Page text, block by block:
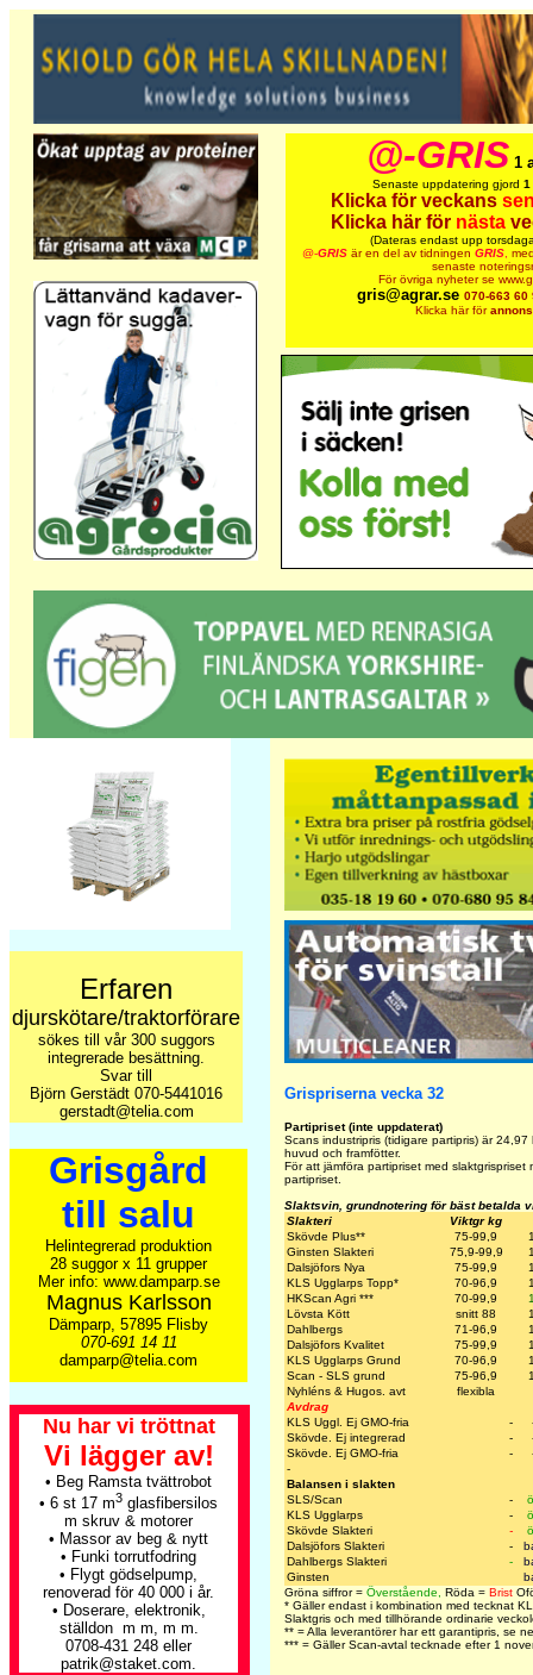
@-GRIS 1
Senaste uppdatering gjord 1
Klicka för veckans
Klicka här för nästa
(Dateras endast upp
@-GRIS är en del av tidningen GRIS,
senaste
För övriga nyheter se
gris@agrar.se 070-663
Klicka här för
Erfaren
djurskötare/traktorförare
sökes till vår 300 suggors
integrerade besättning.
Svar till
Björn Gerstädt 070-5441016
gerstadt@telia.com
Grisgård
till salu
Helintegrerad produktion
28 suggor x 11 grupper
Mer info: www.damparp.se
Magnus Karlsson
Dämparp, 57895 Flisby
070-691 14 11
damparp@telia.com
Nu har vi tröttnat
Vi lägger av!
• Beg Ramsta tvättrobot
• 6 st 17 m3 glasfibersilos
m skruv & motorer
• Massor av beg & nytt
• Funki torrutfodring
• Flygt gödselpump,
renoverad för 40 000 i år.
• Doserare, elektronik,
ställdon m m, m m.
0708-431 248 eller
patrik@staket.com.
Grispriserna vecka 32
Partipriset (inte uppdaterat)
Scans industripris (tidigare partipris) är24,97
huvud och framfötter.
För att jämföra partipriset med
partipriset.
Slaktsvin, grundnotering för bäst betalda
Slakteri
Viktgr kg
Skövde Plus** 75-99,9
Ginsten Slakteri
75,9-99,9
Dalsjöfors Nya
75-99,9
KLS Ugglarps Topp* 70-96,9
HKScan Agri *** 70-99,9
Lövsta Kött
snitt 88
Dahlbergs
71-96,9
Dalsjöfors Kvalitet
75-99,9
KLS Ugglarps Grund
70-96,9
Scan - SLS grund
75-96,9
Nyhléns & Hugos. avt
flexibla
Avdrag
KLS Uggl. Ej GMO-fria
-
Skövde. Ej integrerad
-
Skövde. Ej GMO-fria
-
-
Balansen i slakten
SLS/Scan
-
KLS Ugglarps
-
Skövde Slakteri
-
Dalsjöfors Slakteri
-
Dahlbergs Slakteri
-
Ginsten
Gröna siffror = Överstående, Röda = Brist
* Gäller endast i kombination med tecknat
Slaktgris och med tillhörande ordinarie
** = Alla leverantörer har ett garantipris, se
*** = Gäller Scan-avtal tecknade efter 1